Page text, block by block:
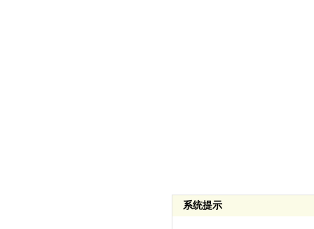
系统提示